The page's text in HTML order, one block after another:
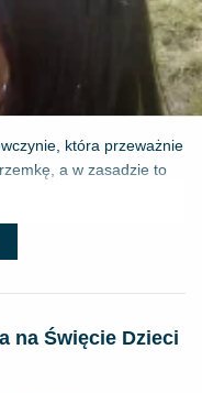
która przeważnie
a w zasadzie to
na Święcie Dzieci